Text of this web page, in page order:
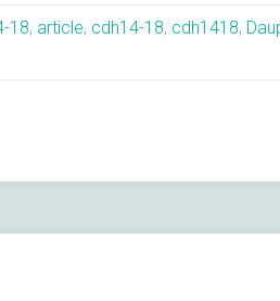
18, article, cdh14-18, cdh1418,